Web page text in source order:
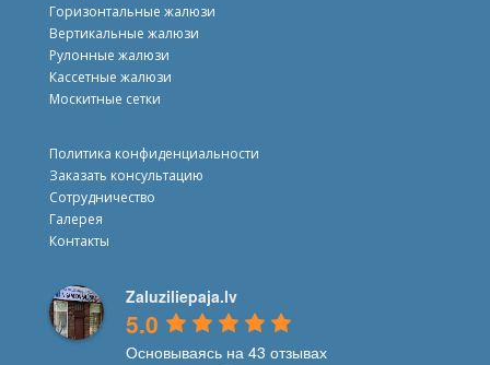
Горизонтальные жалюзи
Вертикальные жалюзи
Рулонные жалюзи
Кассетные жалюзи
Москитные сетки
Политика конфиденциальности
Заказать консультацию
Сотрудничество
Галерея
Контакты
Zaluziliepaja.lv
5.0
Основываясь на 43 отзывах